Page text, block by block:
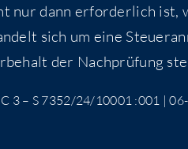
nur dann erfor­der­lich
sich um eine
der Nach­prü­fung
3 – S 7352/24/10001 :001 |